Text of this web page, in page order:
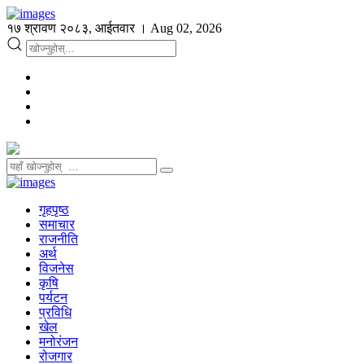
१७ श्रावण २०८३, आईतवार । Aug 02, 2026
गृहपृष्ठ
समाचार
राजनीति
अर्थ
विजनेस
कृषि
पर्यटन
प्रविधि
खेल
मनोरंजन
रोजगार